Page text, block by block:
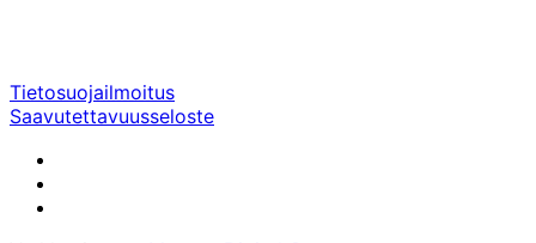
Tietosuojailmoitus
Saavutettavuusseloste